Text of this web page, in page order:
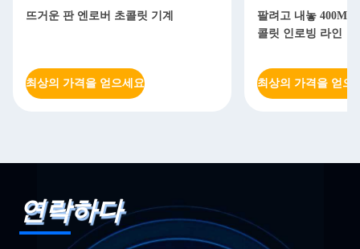
뜨거운 판 엔로버 초콜릿 기계
최상의 가격을 얻으세요
팔려고 내놓
콜릿 인로빙 라인
최상의 가격을 얻으
연락하다